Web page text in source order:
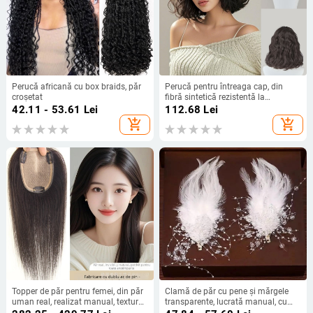
Perucă africană cu box braids, păr
croșetat
42.11 - 53.61 Lei
add_shopping_cart
Perucă pentru întreaga cap, din
fibră sintetică rezistentă la
temperaturi, cu bucle lungi naturale
sau păr drept, stil zilnic; franjă:
dreaptă sau pe lateral; nu poate fi
112.68 Lei
add_shopping_cart
Topper de păr pentru femei, din păr
uman real, realizat manual, textură
Clamă de păr cu pene și mărgele
transparente, lucrată manual, cu